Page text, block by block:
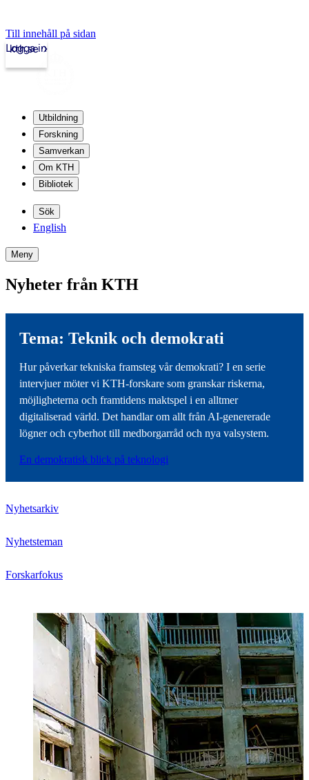
Till innehåll på sidan
kth.se
Logga in
Utbildning
Forskning
Samverkan
Om KTH
Bibliotek
Sök
English
Meny
Nyheter från KTH
Tema: Teknik och demokrati
Hur påverkar tekniska framsteg vår demokrati? I en serie
intervjuer möter vi KTH-forskare som granskar riskerna,
möjligheterna och framtidens maktspel i en alltmer
digitaliserad värld. Det handlar om allt från AI-genererade
lögner och cyberhot till medborgarråd och nya valsystem.
En demokratisk blick på teknologi
Nyhetsarkiv
Nyhetsteman
Forskarfokus